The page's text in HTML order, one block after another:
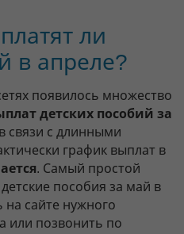
ли
в апреле?
появилось множество
детских пособий за
в связи с длинными
график выплат в
. Самый простой
пособия за май в
сайте нужного
или позвонить по